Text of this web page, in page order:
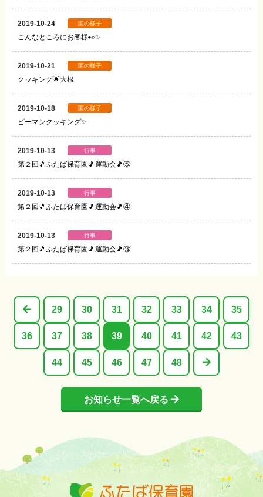
2019-10-24 園の様子
こんなところにお客様👀✨
2019-10-21 園の様子
クッキング🌟大根
2019-10-18 園の様子
ピーマンクッキング✨
2019-10-13 行事
第２回🎵ふたば保育園🎵運動会🎵⑤
2019-10-13 行事
第２回🎵ふたば保育園🎵運動会🎵④
2019-10-13 行事
第２回🎵ふたば保育園🎵運動会🎵③
29 30 31 32 33 34 35
36 37 38 39 40 41 42 43
44 45 46 47 48
お知らせ一覧へ戻る